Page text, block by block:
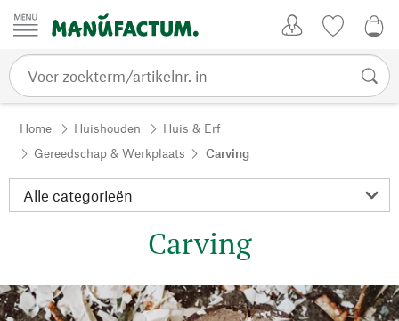
Passer au contenu
Home Huishouden
Huis & Erf
Gereedschap & Werkplaats
Carving
Carving